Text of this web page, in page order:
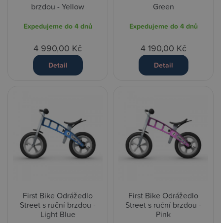
brzdou - Yellow
Expedujeme do 4 dnů
4 990,00 Kč
Detail
Green
Expedujeme do 4 dnů
4 190,00 Kč
Detail
First Bike Odrážedlo
Street s ruční brzdou -
Light Blue
First Bike Odrážedlo
Street s ruční brzdou -
Pink